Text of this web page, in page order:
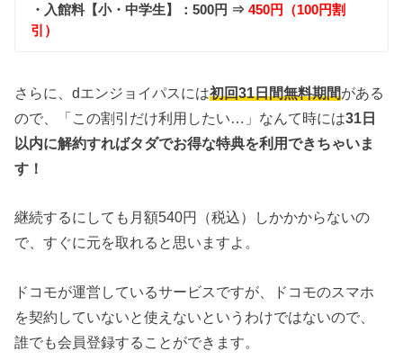
・入館料【小・中学生】：500円 ⇒450円（100円割
引）
さらに、dエンジョイパスには初回31日間無料期間がある
ので、「この割引だけ利用したい…」なんて時には31日
以内に解約すればタダでお得な特典を利用できちゃいま
す！
継続するにしても月額540円（税込）しかかからないの
で、すぐに元を取れると思いますよ。
ドコモが運営しているサービスですが、ドコモのスマホ
を契約していないと使えないというわけではないので、
誰でも会員登録することができます。